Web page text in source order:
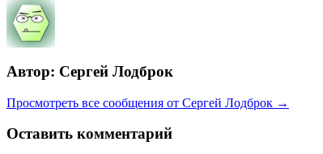
Автор: Сергей Лодброк
Просмотреть все сообщения от Сергей Лодброк →
Оставить комментарий